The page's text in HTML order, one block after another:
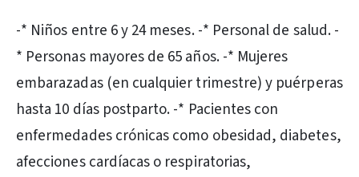
-* Niños entre 6 y 24 meses. -* Personal de salud. -
* Personas mayores de 65 años. -* Mujeres
embarazadas (en cualquier trimestre) y puérperas
hasta 10 días postparto. -* Pacientes con
enfermedades crónicas como obesidad, diabetes,
afecciones cardíacas o respiratorias,